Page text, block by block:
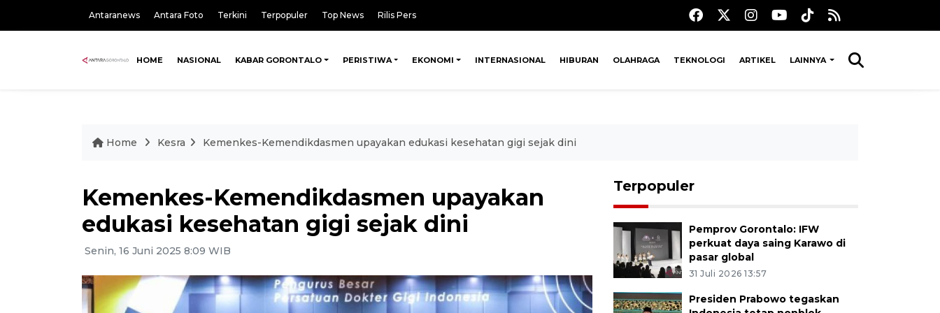
Antaranews Antara Foto Terkini Terpopuler Top News Rilis Pers
HOME NASIONAL KABAR GORONTALO PERISTIWA EKONOMI INTERNASIONAL HIBURAN OLAHRAGA TEKNOLOGI ARTIKEL LAINNYA
Home Kesra Kemenkes-Kemendikdasmen upayakan edukasi kesehatan gigi sejak dini
Kemenkes-Kemendikdasmen upayakan
edukasi kesehatan gigi sejak dini
Senin, 16 Juni 2025 8:09 WIB
Terpopuler
Pemprov Gorontalo: IFW
perkuat daya saing Karawo di
pasar global
31 Juli 2026 13:57
Presiden Prabowo tegaskan